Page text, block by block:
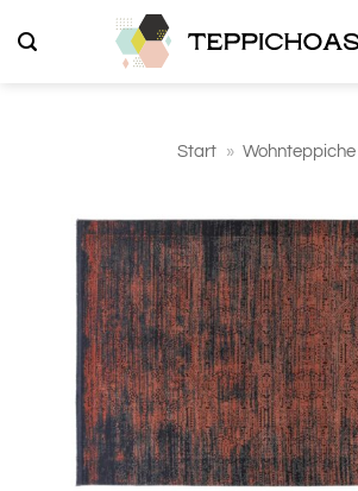
Inhalt
Start » Wohnteppiche